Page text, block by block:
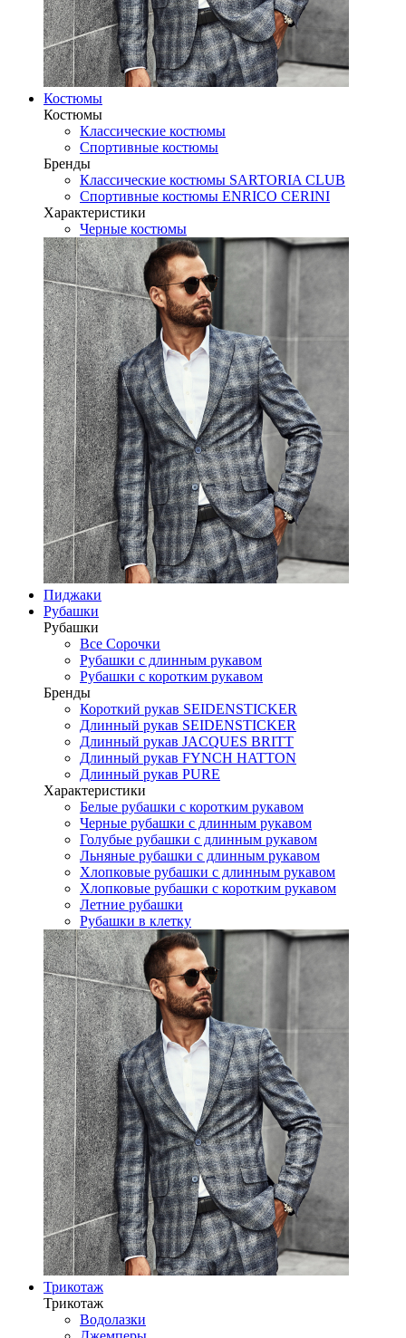
Костюмы
Костюмы
Классические костюмы
Спортивные костюмы
Бренды
Классические костюмы SARTORIA CLUB
Спортивные костюмы ENRICO CERINI
Характеристики
Черные костюмы
Пиджаки
Рубашки
Рубашки
Все Сорочки
Рубашки с длинным рукавом
Рубашки с коротким рукавом
Бренды
Короткий рукав SEIDENSTICKER
Длинный рукав SEIDENSTICKER
Длинный рукав JAСQUES BRITT
Длинный рукав FYNCH HATTON
Длинный рукав PURE
Характеристики
Белые рубашки с коротким рукавом
Черные рубашки с длинным рукавом
Голубые рубашки с длинным рукавом
Льняные рубашки с длинным рукавом
Хлопковые рубашки с длинным рукавом
Хлопковые рубашки с коротким рукавом
Летние рубашки
Рубашки в клетку
Трикотаж
Трикотаж
Водолазки